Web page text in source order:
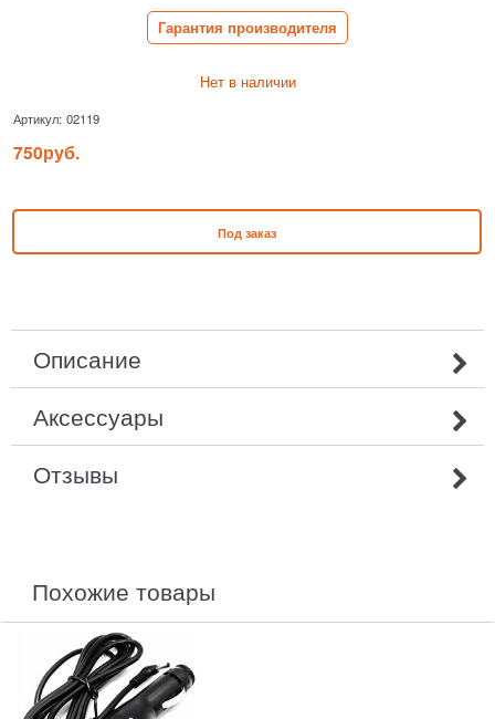
Гарантия производителя
Нет в наличии
Артикул: 02119
750руб.
Под заказ
Описание
Аксессуары
Отзывы
похожие товары